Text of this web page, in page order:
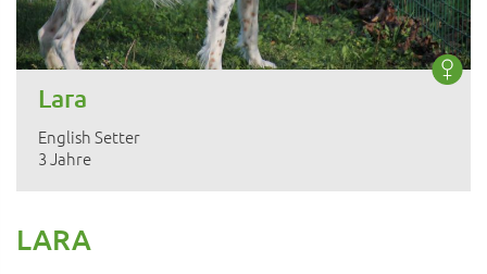
Lara
English Setter
3 Jahre
LARA